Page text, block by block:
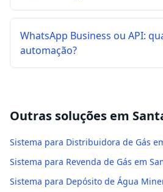
WhatsApp Business ou API:
automação?
Outras soluções em
Sistema para Distribuidora de Gás
Sistema para Revenda de Gás em
Sistema para Depósito de Água